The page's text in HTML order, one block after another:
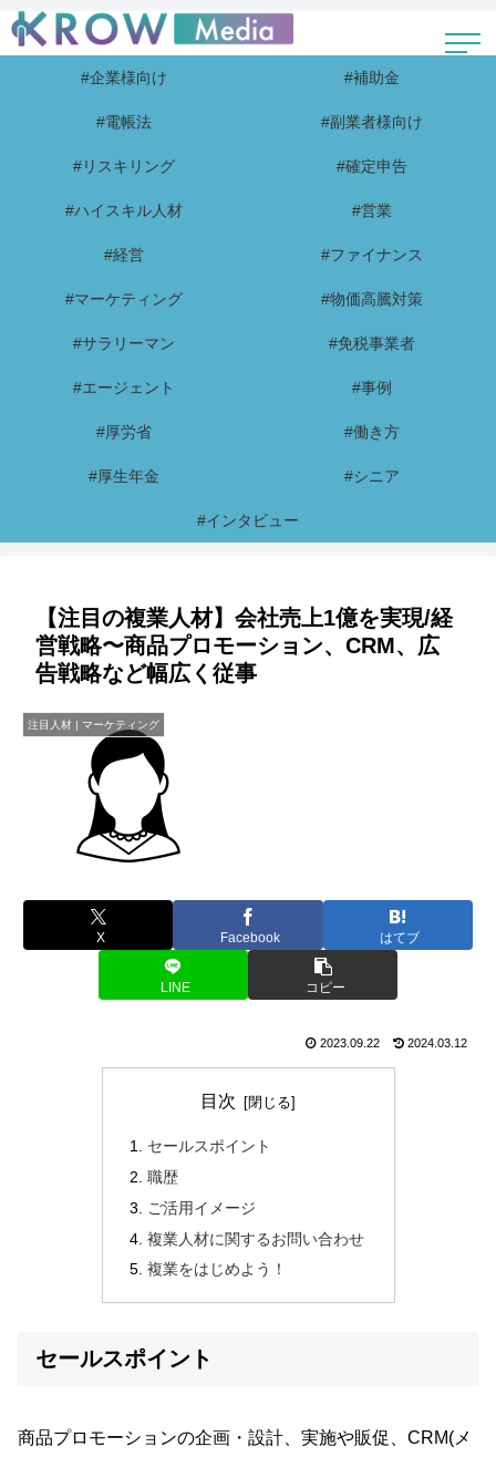
#企業様向け #補助金
#電帳法 #副業者様向け
#リスキリング #確定申告
#ハイスキル人材 #営業
#経営 #ファイナンス
#マーケティング #物価高騰対策
#サラリーマン #免税事業者
#エージェント #事例
#厚労省 #働き方
#厚生年金 #シニア
#インタビュー
【注目の複業人材】会社売上1億を実現/経
営戦略〜商品プロモーション、CRM、広
告戦略など幅広く従事
注目人材 | マーケティング
X Facebook はてブ
LINE コピー
2023.09.22 2024.03.12
目次
セールスポイント
職歴
ご活用イメージ
複業人材に関するお問い合わせ
複業をはじめよう！
セールスポイント
商品プロモーションの企画・設計、実施や販促、CRM(メ